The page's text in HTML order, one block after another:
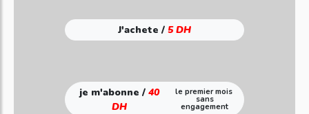
J'achete / 5 DH
je m'abonne /40
DH
le premier mois
sans
engagement